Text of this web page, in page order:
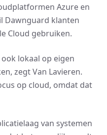
Azure en
Dawnguard klanten
Cloud gebruiken.
lokaal op eigen
zegt Van Lavieren.
op cloud, omdat dat
van systemen